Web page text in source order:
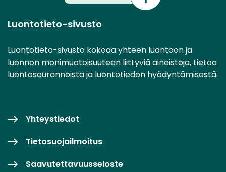
Luontotieto-sivusto
Luontotieto-sivusto kokoaa yhteen luontoon ja
luonnon monimuotoisuuteen liittyviä aineistoja, tietoa
luontoseurannoista ja luontotiedon hyödyntämisestä.
Yhteystiedot
Tietosuojailmoitus
Saavutettavuusseloste